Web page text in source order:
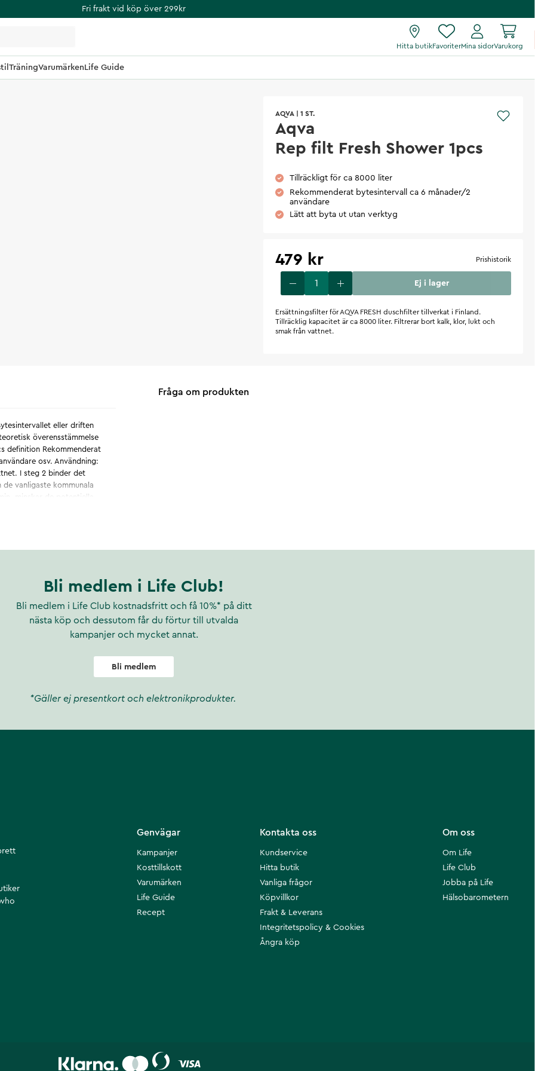
Fri frakt vid köp över 299kr
Hitta butikFavoriterMina sidorVarukorg
TräningVarumärkenLife Guide
AQVA 1 ST.
Aqva
Rep filt Fresh Shower 1pcs
Tillräckligt för ca 8000 liter
Rekommenderat bytesintervall ca 6 månader/2
användare
Lätt att byta ut utan verktyg
479 kr Prishistorik
Ej i lager
Ersättningsfilter för AQVA FRESH duschfilter tillverkat i Finland.
Tillräcklig kapacitet är ca 8000 liter. Filtrerar bort kalk, klor, lukt och
smak från vattnet.
eller driften
överensstämmelse
definition Rekommenderat
osv. Användning:
I steg 2 binder det
vanligaste kommunala
minskar de potentiella
aktivt kol, vilket fullbordar
Fråga om produkten
Bli medlem i Life Club!
Bli medlem i Life Club kostnadsfritt och få 10%* på ditt
nästa köp och dessutom får du förtur till utvalda
kampanjer och mycket annat.
Bli medlem
*Gäller ej presentkort och elektronikprodukter.
Om oss
Om Life
Life Club
Jobba på Life
Hälsobarometern
Kontakta oss
Kundservice
Hitta butik
Vanliga frågor
Köpvillkor
Frakt & Leverans
Integritetspolicy & Cookies
Ångra köp
Genvägar
Kampanjer
Kosttillskott
Varumärken
Life Guide
Recept